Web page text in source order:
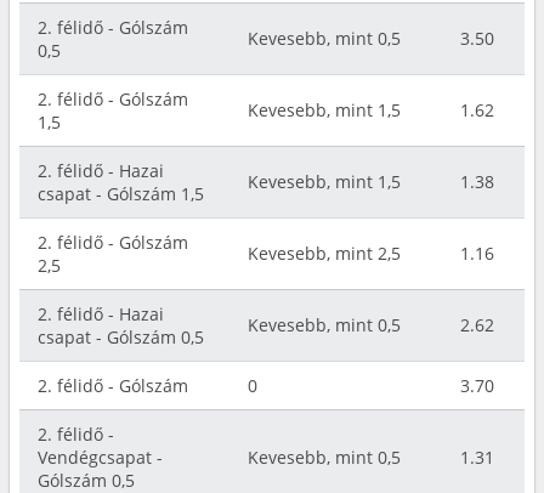
2. félidő - Gólszám
0,5
Kevesebb, mint 0,5 3.50
2. félidő - Gólszám
1,5
Kevesebb, mint 1,5 1.62
2. félidő - Hazai
csapat - Gólszám 1,5
Kevesebb, mint 1,5 1.38
2. félidő - Gólszám
2,5
Kevesebb, mint 2,5 1.16
2. félidő - Hazai
csapat - Gólszám 0,5
Kevesebb, mint 0,5 2.62
2. félidő - Gólszám 0 3.70
2. félidő -
Vendégcsapat -
Gólszám 0,5
Kevesebb, mint 0,5 1.31